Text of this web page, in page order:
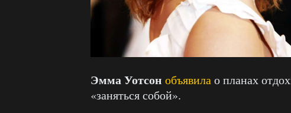
Эмма Уотсон объявилао планах
«заняться собой».